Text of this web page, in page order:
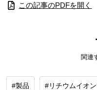
この記事のPDFを開く
関連
製品 リチウムイオ